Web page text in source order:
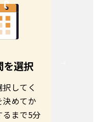
を選択
してく
決めてか
るまで5分